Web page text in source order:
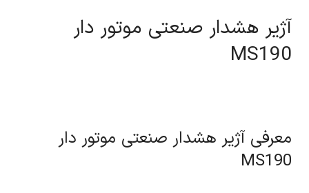
آژیر هشدار صنعتی موتور دار
MS190
معرفی آژیر هشدار صنعتی موتور دار
MS190